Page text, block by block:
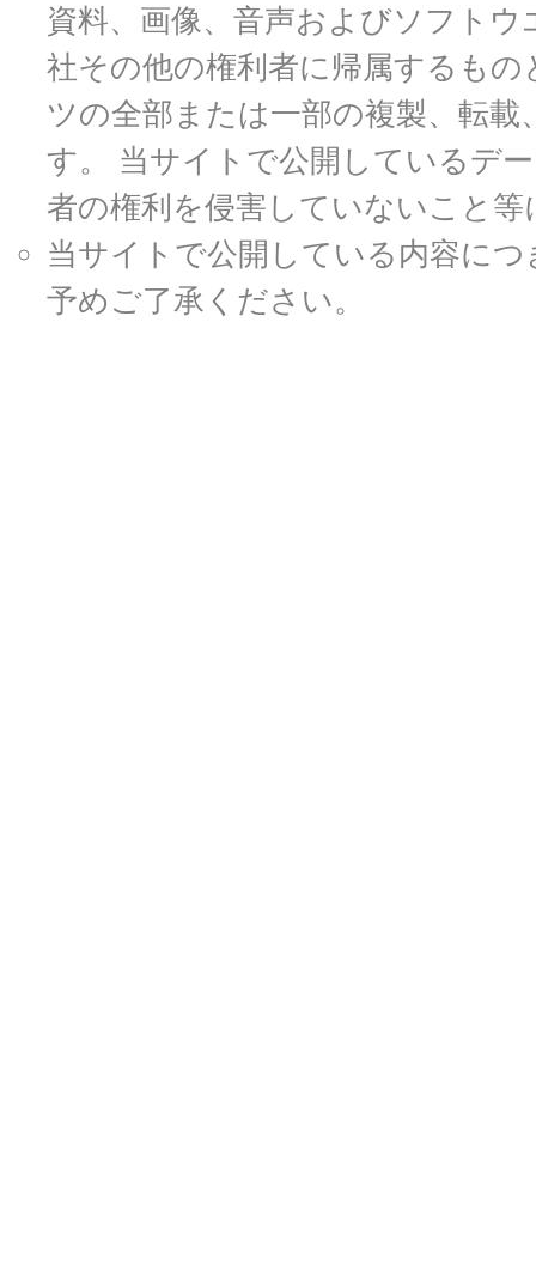
資料、画像、音声およびソフト
社その他の権利者に帰属するも
ツの全部または一部の複製、転
す。 当サイトで公開しているデ
者の権利を侵害していないこと
当サイトで公開している内容に
予めご了承ください。